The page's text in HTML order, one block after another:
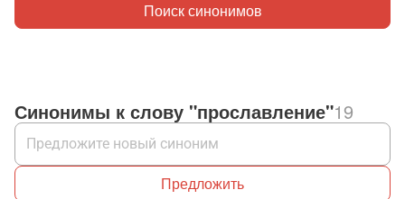
Поиск синонимов
Синонимы к слову "прославление"19
Предложить